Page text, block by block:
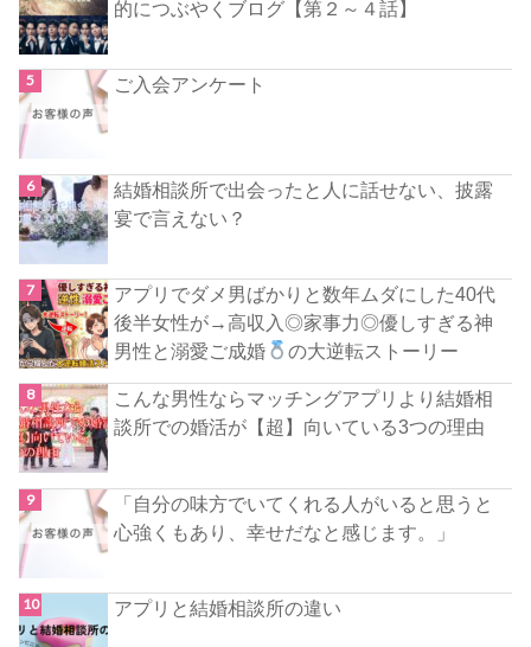
的につぶやくブログ【第２～４話】
ご入会アンケート
結婚相談所で出会ったと人に話せない、披露
宴で言えない？
アプリでダメ男ばかりと数年ムダにした40代
後半女性が→高収入◎家事力◎優しすぎる神
男性と溺愛ご成婚
の大逆転ストーリー
こんな男性ならマッチングアプリより結婚相
談所での婚活が【超】向いている3つの理由
「自分の味方でいてくれる人がいると思うと
心強くもあり、幸せだなと感じます。」
アプリと結婚相談所の違い